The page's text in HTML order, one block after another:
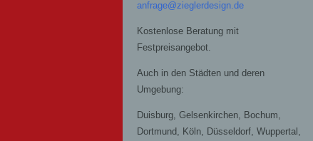
anfrage@zieglerdesign.de
Kostenlose Beratung mit
Festpreisangebot.
Auch in den Städten und deren
Umgebung:
Duisburg, Gelsenkirchen, Bochum,
Dortmund, Köln, Düsseldorf, Wuppertal,